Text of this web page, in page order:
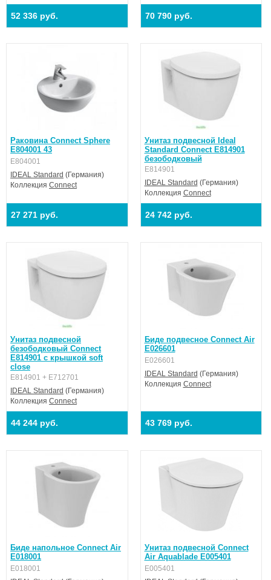
52 336 руб. 70 790 руб.
Раковина Connect Sphere
E804001 43
E804001
IDEAL Standard (Германия)
Коллекция Connect
27 271 руб.
Унитаз подвесной Ideal
Standard Connect E814901
безободковый
E814901
IDEAL Standard (Германия)
Коллекция Connect
24 742 руб.
Унитаз подвесной
безободковый Connect
E814901 с крышкой soft
close
E814901 + E712701
IDEAL Standard (Германия)
Коллекция Connect
44 244 руб.
Биде подвесное Connect Air
E026601
E026601
IDEAL Standard (Германия)
Коллекция Connect
43 769 руб.
Биде напольное Connect Air
E018001
E018001
Унитаз подвесной Connect
Air Aquablade E005401
E005401